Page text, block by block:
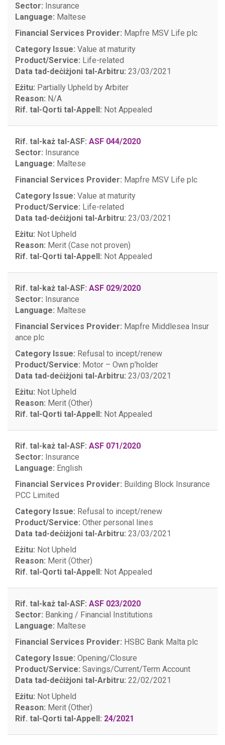
Sector: Insurance
Language: Maltese
Financial Services Provider: Mapfre MSV Life plc
Category Issue: Value at maturity
Product/Service: Life-related
Data tad-deċiżjoni tal-Arbitru: 23/03/2021
Eżitu: Partially Upheld by Arbiter
Reason: N/A
Rif. tal-Qorti tal-Appell: Not Appealed
Rif. tal-każ tal-ASF: ASF 044/2020
Sector: Insurance
Language: Maltese
Financial Services Provider: Mapfre MSV Life plc
Category Issue: Value at maturity
Product/Service: Life-related
Data tad-deċiżjoni tal-Arbitru: 23/03/2021
Eżitu: Not Upheld
Reason: Merit (Case not proven)
Rif. tal-Qorti tal-Appell: Not Appealed
Rif. tal-każ tal-ASF: ASF 029/2020
Sector: Insurance
Language: Maltese
Financial Services Provider: Mapfre Middlesea Insur
ance plc
Category Issue: Refusal to incept/renew
Product/Service: Motor – Own p’holder
Data tad-deċiżjoni tal-Arbitru: 23/03/2021
Eżitu: Not Upheld
Reason: Merit (Other)
Rif. tal-Qorti tal-Appell: Not Appealed
Rif. tal-każ tal-ASF: ASF 071/2020
Sector: Insurance
Language: English
Financial Services Provider: Building Block Insurance
PCC Limited
Category Issue: Refusal to incept/renew
Product/Service: Other personal lines
Data tad-deċiżjoni tal-Arbitru: 23/03/2021
Eżitu: Not Upheld
Reason: Merit (Other)
Rif. tal-Qorti tal-Appell: Not Appealed
Rif. tal-każ tal-ASF: ASF 023/2020
Sector: Banking / Financial Institutions
Language: Maltese
Financial Services Provider: HSBC Bank Malta plc
Category Issue: Opening/Closure
Product/Service: Savings/Current/Term Account
Data tad-deċiżjoni tal-Arbitru: 22/02/2021
Eżitu: Not Upheld
Reason: Merit (Other)
Rif. tal-Qorti tal-Appell: 24/2021